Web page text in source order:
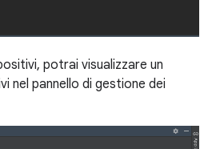
potrai visualizzare un
nel pannello di gestione dei